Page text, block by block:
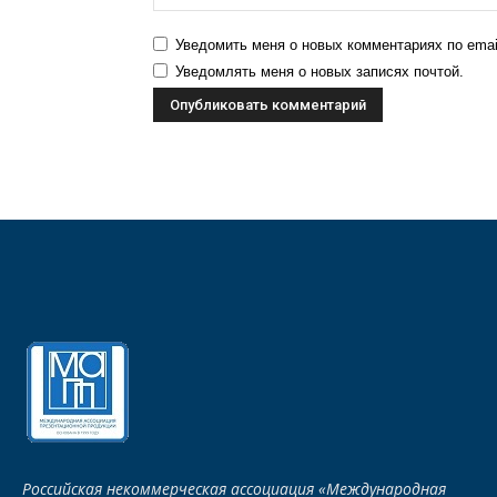
Уведомить меня о новых комментариях по
Уведомлять меня о новых записях почтой.
Российская некоммерческая ассоциация «Международная